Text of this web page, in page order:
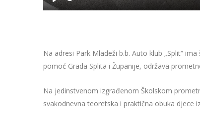
Na adresi Park Mladeži b.b. Auto klub „Split“
pomoć Grada Splita i Županije, održava
Na jedinstvenom izgrađenom Školskom
svakodnevna teoretska i praktična obuka djece